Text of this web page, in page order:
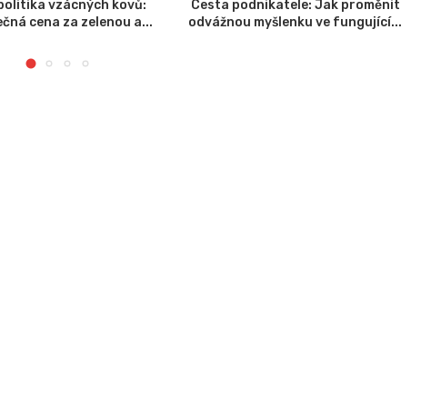
vzácných kovů:
cena za zelenou a...
Cesta podnikatele: Jak proměnit
odvážnou myšlenku ve fungující...